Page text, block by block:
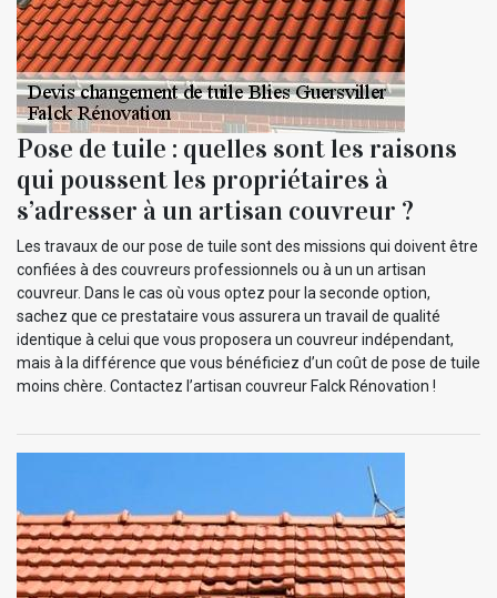
Pose de tuile : quelles sont les raisons
qui poussent les propriétaires à
s’adresser à un artisan couvreur ?
Les travaux de our pose de tuile sont des missions qui doivent être
confiées à des couvreurs professionnels ou à un un artisan
couvreur. Dans le cas où vous optez pour la seconde option,
sachez que ce prestataire vous assurera un travail de qualité
identique à celui que vous proposera un couvreur indépendant,
mais à la différence que vous bénéficiez d’un coût de pose de tuile
moins chère. Contactez l’artisan couvreur Falck Rénovation !